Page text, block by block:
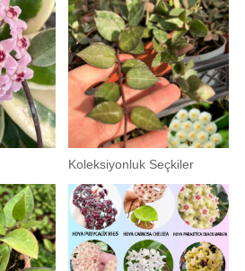
Koleksiyonluk Seçkiler